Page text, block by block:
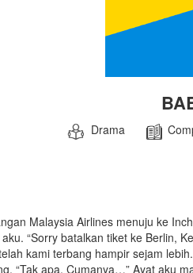
Drama
Malaysia Airlines menuju ke
“Sorry batalkan tiket ke Berlin,
kami terbang hampir sejam lebih.
“Tak apa. Cumanya…” Ayat aku